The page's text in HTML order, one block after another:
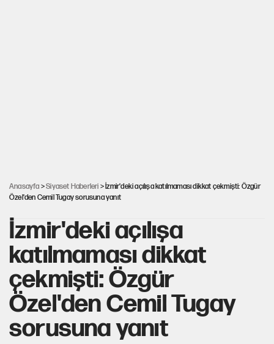
Anasayfa >Siyaset Haberleri > İzmir'deki açılışa katılmaması dikkat çekmişti: Özgür
Özel'den Cemil Tugay sorusuna yanıt
İzmir'deki açılışa
katılmaması dikkat
çekmişti: Özgür
Özel'den Cemil Tugay
sorusuna yanıt